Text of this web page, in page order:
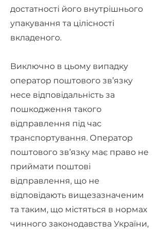
достатності його внутрішнього
упакування та цілісності
вкладеного.
Виключно в цьому випадку
оператор поштового зв’язку
несе відповідальність за
пошкодження такого
відправлення під час
транспортування. Оператор
поштового зв’язку має право не
приймати поштові
відправлення, що не
відповідають вищезазначеним
та таким, що містяться в нормах
чинного законодавства України,